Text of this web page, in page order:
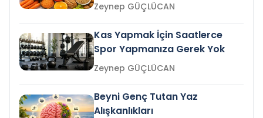
Zeynep GÜÇLÜCAN
Kas Yapmak İçin Saatlerce
Spor Yapmanıza Gerek Yok
Zeynep GÜÇLÜCAN
Beyni Genç Tutan Yaz
Alışkanlıkları